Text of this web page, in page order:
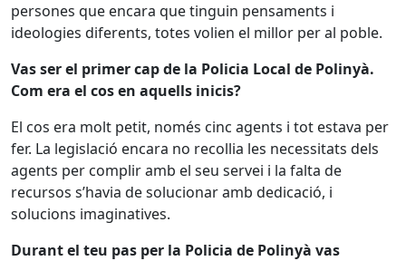
persones que encara que tinguin pensaments i
ideologies diferents, totes volien el millor per al poble.
Vas ser el primer cap de la Policia Local de Polinyà.
Com era el cos en aquells inicis?
El cos era molt petit, només cinc agents i tot estava per
fer. La legislació encara no recollia les necessitats dels
agents per complir amb el seu servei i la falta de
recursos s’havia de solucionar amb dedicació, i
solucions imaginatives.
Durant el teu pas per la Policia de Polinyà vas